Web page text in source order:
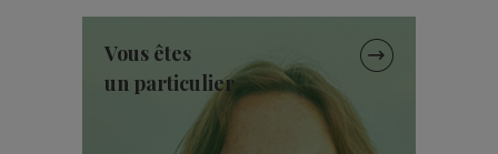
Vous êtes
un particulier